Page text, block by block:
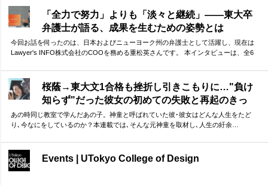
うことができました。「全力で努力」よりも「淡々と継続」——東大卒
弁護士が語る、成果を生むための姿勢とは
今回お話を伺ったのは、日本およびニューヨーク州の弁護士として活躍し、現在は
Lawyer's INFO株式会社のCOOを務める重松英さんです。 本インタビューは、全6
て振り返っていただきました。 ゴールから逆算して計画した上で、「全力で努力」
より「淡々と継続」 ーー実体験に基づく重松さんのお話は、受験勉強に励む方に多
くの示唆を与えてくれるはずです。
桜蔭→東大文1合格も挫折し引きこもりに…"負け
知らず"だった彼女の初めての失敗と再起のきっ
かけ
あの時同じ教室で学んだあの子。神童と呼ばれていた彼･彼女はどんな人生をたど
り､今なにをしているのか？本連載では､そんな元神童を取材し､人生の紆余…
Events | UTokyo College of Design